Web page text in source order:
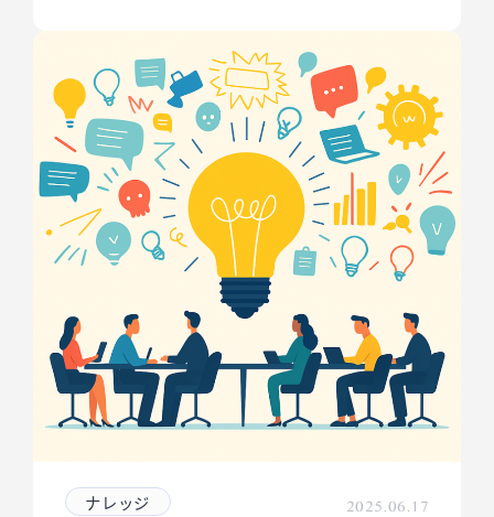
ナレッジ 2025.06.17